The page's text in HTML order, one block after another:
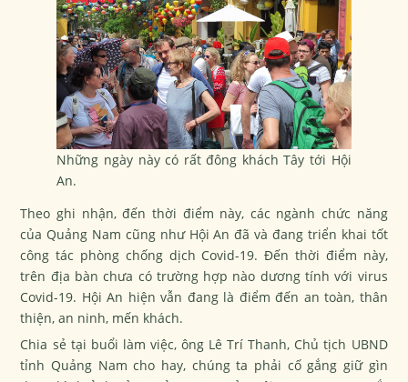
Những ngày này có rất đông khách Tây tới Hội
An.
Theo ghi nhận, đến thời điểm này, các ngành chức năng
của Quảng Nam cũng như Hội An đã và đang triển khai tốt
công tác phòng chống dịch Covid-19. Đến thời điểm này,
trên địa bàn chưa có trường hợp nào dương tính với virus
Covid-19. Hội An hiện vẫn đang là điểm đến an toàn, thân
thiện, an ninh, mến khách.
Chia sẻ tại buổi làm việc, ông Lê Trí Thanh, Chủ tịch UBND
tỉnh Quảng Nam cho hay, chúng ta phải cố gắng giữ gìn